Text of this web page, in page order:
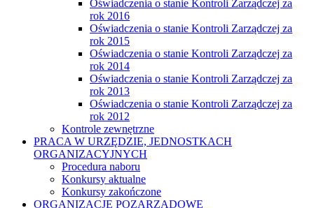
Oświadczenia o stanie Kontroli Zarządczej za
rok 2016
Oświadczenia o stanie Kontroli Zarządczej za
rok 2015
Oświadczenia o stanie Kontroli Zarządczej za
rok 2014
Oświadczenia o stanie Kontroli Zarządczej za
rok 2013
Oświadczenia o stanie Kontroli Zarządczej za
rok 2012
Kontrole zewnętrzne
PRACA W URZĘDZIE, JEDNOSTKACH
ORGANIZACYJNYCH
Procedura naboru
Konkursy aktualne
Konkursy zakończone
ORGANIZACJE POZARZĄDOWE